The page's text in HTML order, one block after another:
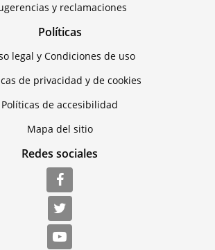
y reclamaciones
Políticas
legal y Condiciones de uso
de privacidad y de cookies
Políticas de accesibilidad
Mapa del sitio
Redes sociales